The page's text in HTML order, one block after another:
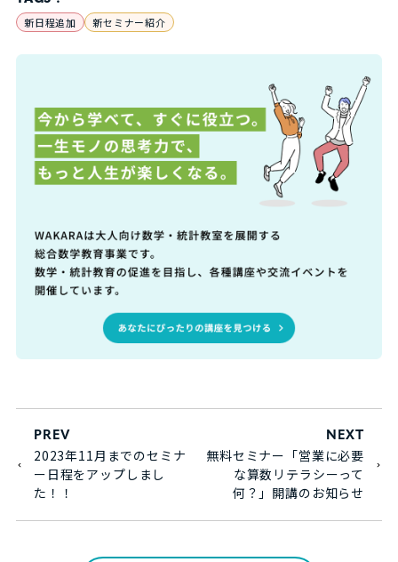
新日程追加 新セミナー紹介
PREV
2023年11月までのセミナ
ー日程をアップしまし
た！！
NEXT
無料セミナー「営業に必要
な算数リテラシーって
何？」開講のお知らせ